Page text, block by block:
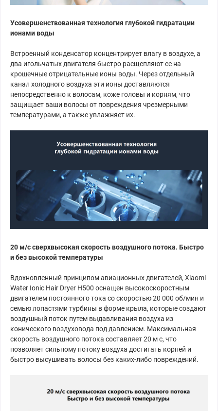
Усовершенствованная технология глубокой гидратации
ионами воды
Встроенный конденсатор концентрирует влагу в воздухе, а
два игольчатых двигателя быстро расщепляют ее на
крошечные отрицательные ионы воды. Через отдельный
канал холодного воздуха эти ионы доставляются
непосредственно к волосам, коже головы и корням, что
защищает ваши волосы от повреждения чрезмерными
температурами, а также увлажняет их.
20 м/с сверхвысокая скорость воздушного потока. Быстро
и без высокой температуры
Вдохновленный принципом авиационных двигателей, Xiaomi
Water Ionic Hair Dryer H500 оснащен высокоскоростным
двигателем постоянного тока со скоростью 20 000 об/мин и
семью лопастями турбины в форме крыла, которые создают
воздушный поток путем выдавливания воздуха из
конического воздуховода под давлением. Максимальная
скорость воздушного потока составляет 20 м с, что
позволяет сильному потоку воздуха достигать корней и
быстро высушивать волосы без каких-либо повреждений.